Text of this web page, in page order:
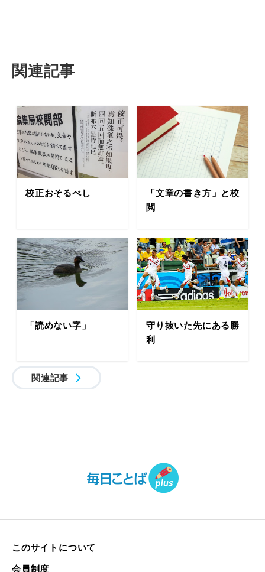
関連記事
校正おそるべし
「文章の書き方」と校
閲
「読めない字」
守り抜いた先にある勝
利
関連記事
このサイトについて
会員制度